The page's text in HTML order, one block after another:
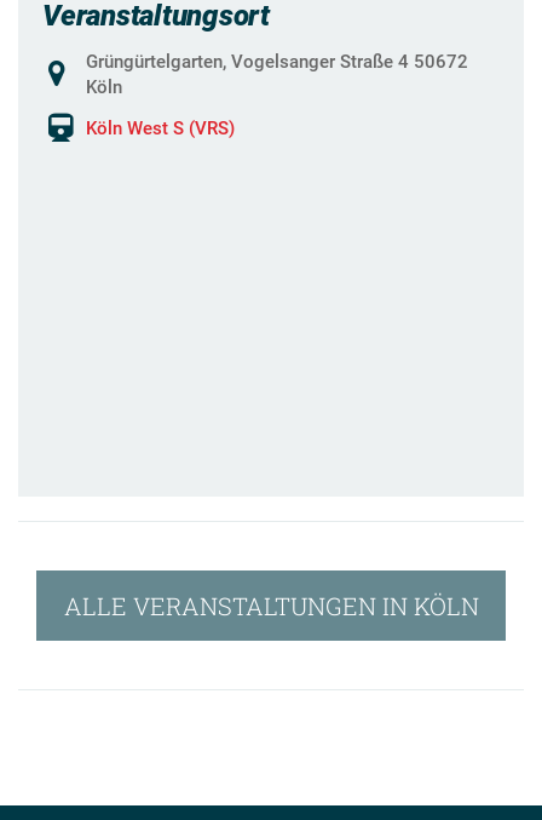
Veranstaltungsort
Grüngürtelgarten, Vogelsanger Straße 4 50672
Köln
Köln West S (VRS)
ALLE VERANSTALTUNGEN IN KÖLN